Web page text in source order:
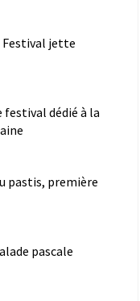
Festival jette
festival dédié à la
pastis, première
pascale